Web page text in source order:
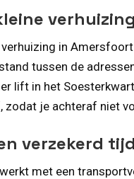
verhuizing in
tussen de
lift in het
je achteraf niet
verzekerd
met een